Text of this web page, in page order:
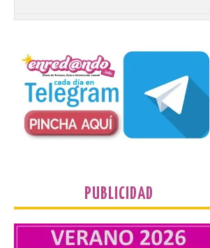
edición del Día de León y
10 Ago 2026
El presidente de la
Diputación de León,
Gerardo Álvarez Courel, y
el vicepresidente Roberto
Cámara de Comercio de Gijón, FIDMA es
PUBLICIDAD